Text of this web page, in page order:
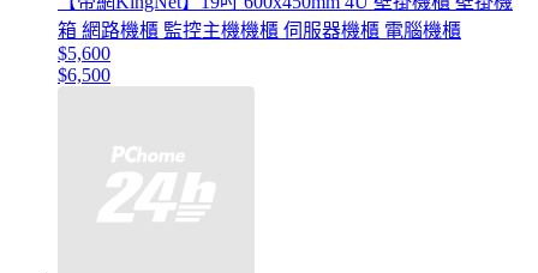
箱 網路機櫃 監控主機機櫃 伺服器機櫃 電腦機櫃
$5,600
$6,500